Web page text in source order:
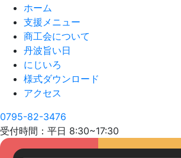
ホーム
支援メニュー
商工会について
丹波旨い日
にじいろ
様式ダウンロード
アクセス
0795-82-3476
受付時間：平日 8:30~17:30